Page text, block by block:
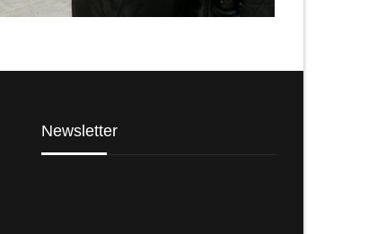
Newsletter